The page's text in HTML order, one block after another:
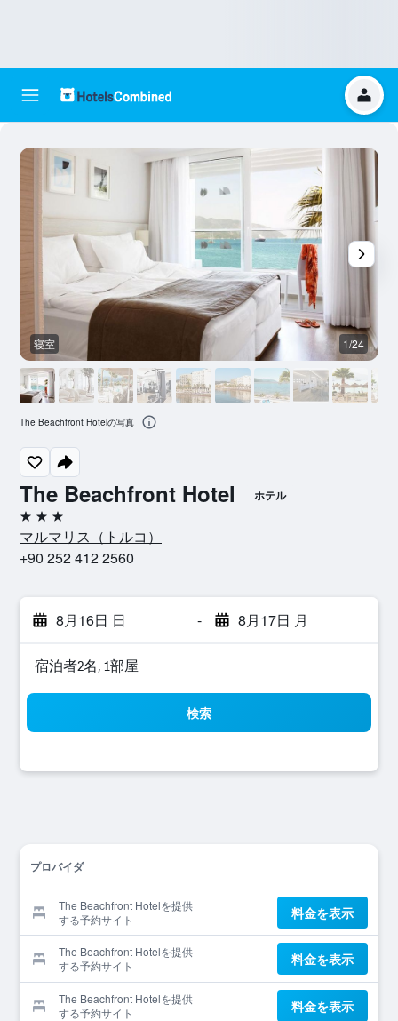
The Beachfront Hotel ホテル
3つ星
マルマリス​（トルコ​）​
+90 252 412 2560
8月16日 日 - 8月17日 月
宿泊者2名, 1​部屋
検索
プロバイダ
The Beachfront Hotelを提供
する予約サイト
料金を表示
The Beachfront Hotelを提供
する予約サイト
料金を表示
The Beachfront Hotelを提供
する予約サイト
料金を表示
寝室 1/24
The Beachfront Hotelの写真